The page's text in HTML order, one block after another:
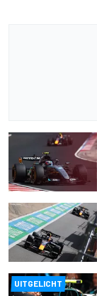
UITGELICHT